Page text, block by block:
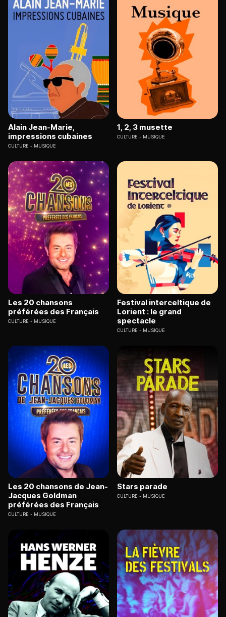
Alain Jean-Marie,
impressions cubaines
CULTURE MUSIQUE
1, 2, 3 musette
CULTURE MUSIQUE
Les 20 chansons
préférées des Français
CULTURE MUSIQUE
Festival interceltique de
Lorient : le grand
spectacle
CULTURE MUSIQUE
Les 20 chansons de Jean-
Jacques Goldman
préférées des Français
CULTURE MUSIQUE
Stars parade
CULTURE MUSIQUE